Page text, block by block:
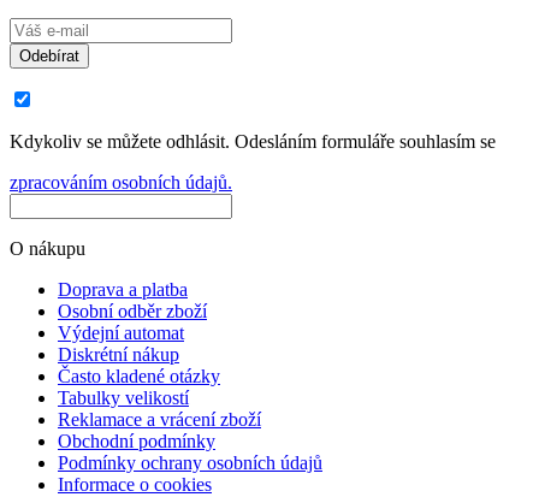
Odebírat
Kdykoliv se můžete odhlásit. Odesláním formuláře souhlasím se
zpracováním osobních údajů.
O nákupu
Doprava a platba
Osobní odběr zboží
Výdejní automat
Diskrétní nákup
Často kladené otázky
Tabulky velikostí
Reklamace a vrácení zboží
Obchodní podmínky
Podmínky ochrany osobních údajů
Informace o cookies